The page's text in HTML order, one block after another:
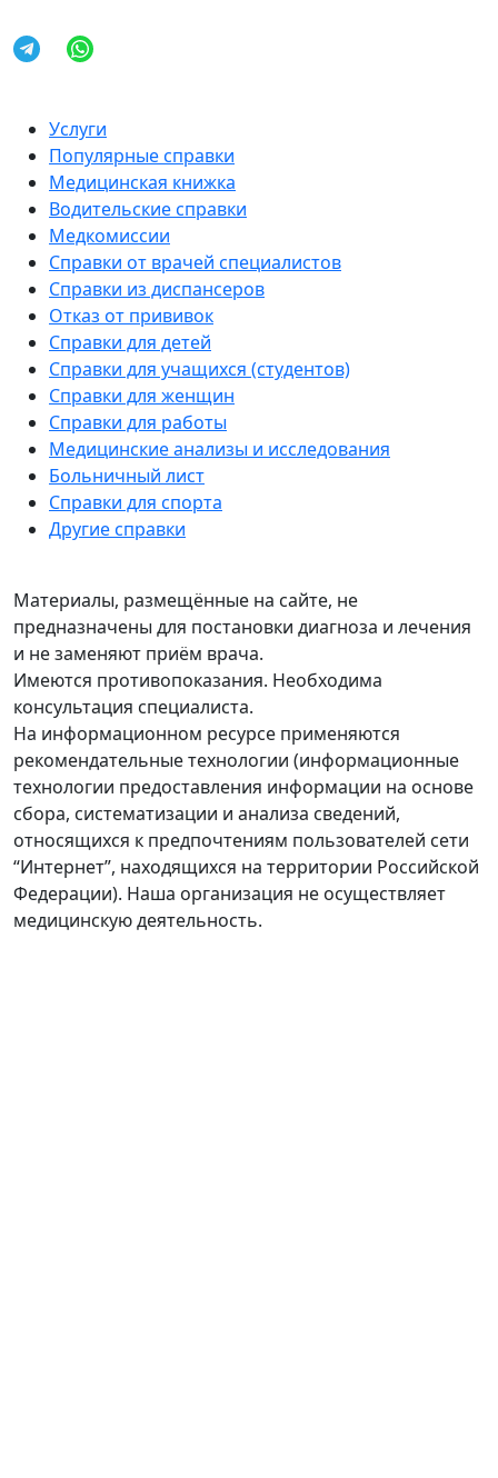
Услуги
Популярные справки
Медицинская книжка
Водительские справки
Медкомиссии
Справки от врачей специалистов
Справки из диспансеров
Отказ от прививок
Справки для детей
Справки для учащихся (студентов)
Справки для женщин
Справки для работы
Медицинские анализы и исследования
Больничный лист
Справки для спорта
Другие справки
Материалы, размещённые на сайте, не
предназначены для постановки диагноза и лечения
и не заменяют приём врача.
Имеются противопоказания. Необходима
консультация специалиста.
На информационном ресурсе применяются
рекомендательные технологии (информационные
технологии предоставления информации на основе
сбора, систематизации и анализа сведений,
относящихся к предпочтениям пользователей сети
“Интернет”, находящихся на территории Российской
Федерации). Наша организация не осуществляет
медицинскую деятельность.